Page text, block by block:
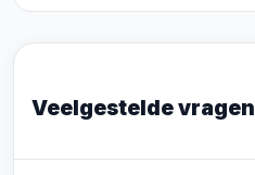
Veelgestelde vragen